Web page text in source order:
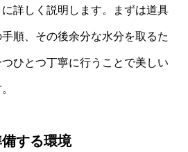
詳しく説明します。まずは道具
順、その後余分な水分を取るた
ひとつ丁寧に行うことで美しい
する環境